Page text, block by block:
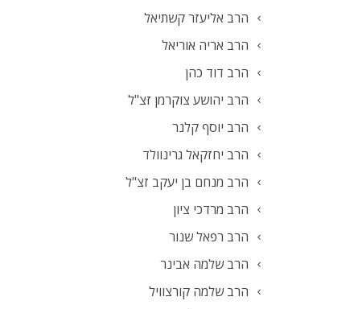
הרב אליעזר קשתיאל
הרב אריה אוריאל
הרב דוד כהן
הרב יהושע צוקרמן זצ"ל
הרב יוסף קלנר
הרב יחזקאל גרינוולד
הרב מנחם בן יעקב זצ"ל
הרב מרדכי ציון
הרב רפאל שנור
הרב שלמה אבינר
הרב שלמה קורצוויל